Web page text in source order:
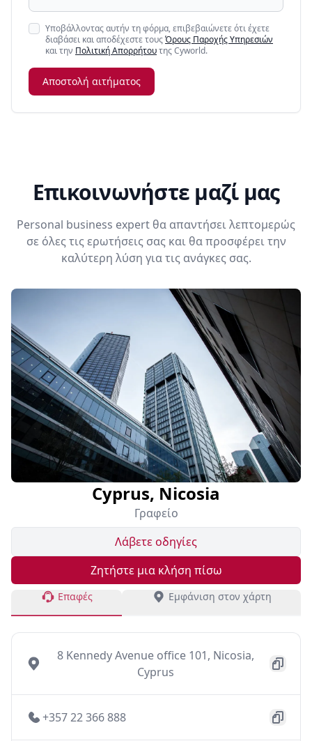
Υποβάλλοντας αυτήν τη φόρμα, επιβεβαιώνετε ότι έχετε
διαβάσει και αποδέχεστε τουςΌρους Παροχής Υπηρεσιών
και την Πολιτική Απορρήτουτης Cyworld.
Αποστολή αιτήματος
Επικοινωνήστε μαζί μας
Personal business expert θα απαντήσει λεπτομερώς
σε όλες τις ερωτήσεις σας και θα προσφέρει την
καλύτερη λύση για τις ανάγκες σας.
Cyprus, Nicosia
Γραφείο
Λάβετε οδηγίες
Ζητήστε μια κλήση πίσω
Επαφές Εμφάνιση στον χάρτη
8 Kennedy Avenue office 101, Nicosia,
Cyprus
+357 22 366 888